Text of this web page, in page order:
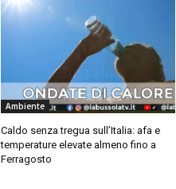
Ambiente
Caldo senza tregua sull’Italia: afa e
temperature elevate almeno fino a
Ferragosto